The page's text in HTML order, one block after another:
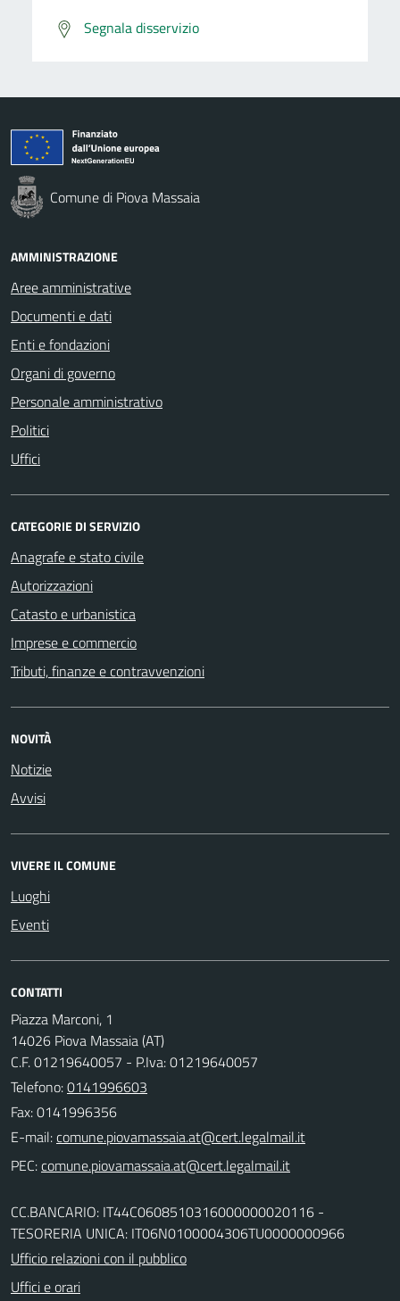
Segnala disservizio
Comune di Piova Massaia
AMMINISTRAZIONE
Aree amministrative
Documenti e dati
Enti e fondazioni
Organi di governo
Personale amministrativo
Politici
Uffici
CATEGORIE DI SERVIZIO
Anagrafe e stato civile
Autorizzazioni
Catasto e urbanistica
Imprese e commercio
Tributi, finanze e contravvenzioni
NOVITÀ
Notizie
Avvisi
VIVERE IL COMUNE
Luoghi
Eventi
CONTATTI
Piazza Marconi, 1
14026 Piova Massaia (AT)
C.F. 01219640057 - P.Iva: 01219640057
Telefono:0141996603
Fax: 0141996356
E-mail:
PEC:
CC.BANCARIO: IT44C0608510316000000020116 -
TESORERIA UNICA: IT06N0100004306TU0000000966
Ufficio relazioni con il pubblico
Uffici e orari